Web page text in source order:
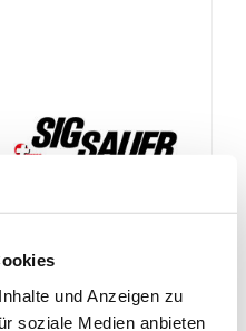
und Anzeigen zu
soziale Medien anbieten